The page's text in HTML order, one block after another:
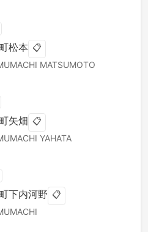
松本 📋
MATSUMOTO
矢畑 📋
YAHATA
下内河野 📋